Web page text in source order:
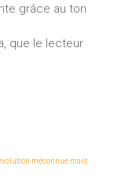
grâce au ton
que le lecteur
méconnue mais